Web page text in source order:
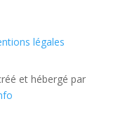
légales
et hébergé par